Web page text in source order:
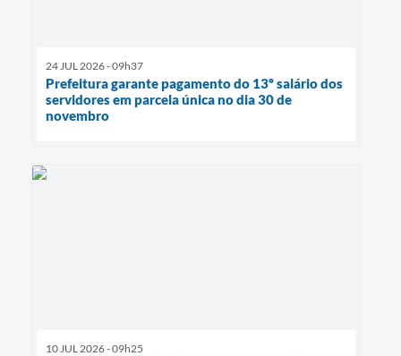
24 JUL 2026 - 09h37
Prefeitura garante pagamento do 13º salário dos
servidores em parcela única no dia 30 de
novembro
10 JUL 2026 - 09h25